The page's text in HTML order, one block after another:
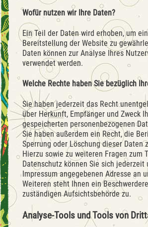
Wofür nutzen wir Ihre Daten?
Ein Teil der Daten wird erhoben, um
Bereitstellung der Website zu
Daten können zur Analyse Ihres
verwendet werden.
Welche Rechte haben Sie bezüglich
Sie haben jederzeit das Recht
über Herkunft, Empfänger und Zweck
gespeicherten personenbezogenen
Sie haben außerdem ein Recht, die
Sperrung oder Löschung dieser Daten
Hierzu sowie zu weiteren Fragen zum
Datenschutz können Sie sich jederzeit
Impressum angegebenen Adresse an
Weiteren steht Ihnen ein
zuständigen Aufsichtsbehörde zu.
Analyse-Tools und Tools von